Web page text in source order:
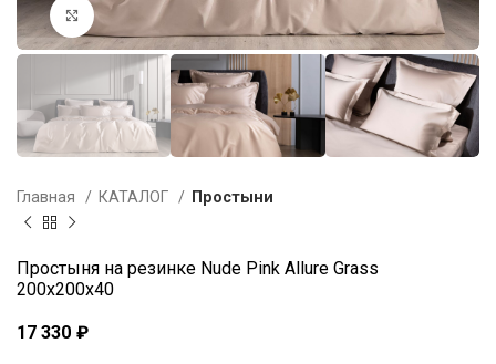
Увеличить
Главная КАТАЛОГ Простыни
Простыня на резинке Nude Pink Allure Grass
200х200х40
17 330 ₽